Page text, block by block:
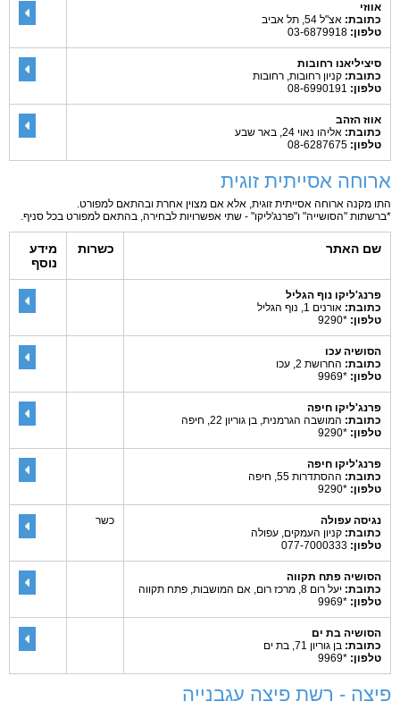
אווזי
כתובת: אצ"ל 54, תל אביב
טלפון:
סיציליאנו רחובות
כתובת: קניון רחובות, רחובות
טלפון:
אווז הזהב
כתובת: אליהו נאוי 24, באר שבע
טלפון:
ארוחה אסייתית זוגית
התו מקנה ארוחה אסייתית זוגית, אלא אם מצוין אחרת ובהתאם למפורט.
*ברשתות "הסושייה" ו"פרנג'ליקו" - שתי אפשרויות לבחירה, בהתאם למפורט בכל סניף.
שם האתר כשרות
מידע
נוסף
פרנג'ליקו נוף הגליל
כתובת: אורנים 1, נוף הגליל
טלפון: *9290
הסושיה עכו
כתובת: החרושת 2, עכו
טלפון: *9969
פרנג'ליקו חיפה
כתובת: המושבה הגרמנית, בן גוריון 22, חיפה
טלפון: *9290
פרנג'ליקו חיפה
כתובת: ההסתדרות 55, חיפה
טלפון: *9290
נגיסה עפולה
כתובת: קניון העמקים, עפולה
טלפון:
כשר
הסושיה פתח תקווה
כתובת: יעל רום 8, מרכז רום, אם המושבות, פתח תקווה
טלפון: *9969
הסושיה בת ים
כתובת: בן גוריון 71, בת ים
טלפון: *9969
פיצה - רשת פיצה עגבנייה